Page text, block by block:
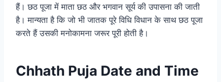
हैं। छठ पूजा में माता छठ और भगवान सूर्य की उपासना की जाती
है। मान्यता है कि जो भी जातक पूरे विधि विधान के साथ छठ पूजा
करते हैं उसकी मनोकामना जरूर पूरी होती है।
Chhath Puja Date and Time